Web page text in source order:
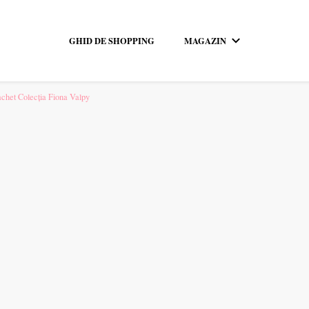
GHID DE SHOPPING MAGAZIN
Colecția Fiona Valpy